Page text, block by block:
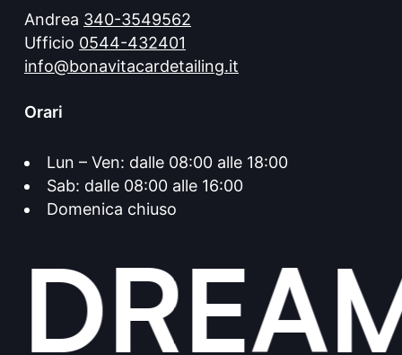
Andrea 340-3549562
Ufficio 0544-432401
info@bonavitacardetailing.it
Orari
Lun – Ven: dalle 08:00 alle 18:00
Sab: dalle 08:00 alle 16:00
Domenica chiuso